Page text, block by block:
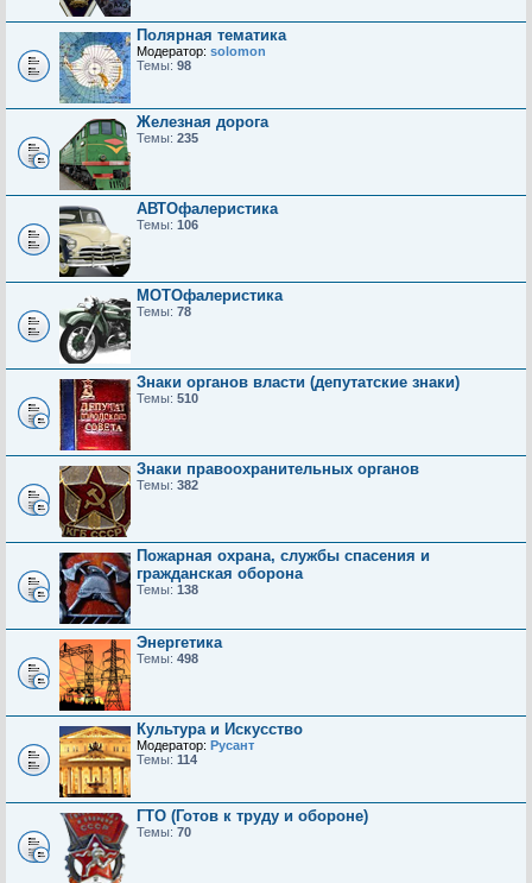
Полярная тематика
Модератор: solomon
Темы: 98
Железная дорога
Темы: 235
АВТОфалеристика
Темы: 106
МОТОфалеристика
Темы: 78
Знаки органов власти (депутатские знаки)
Темы: 510
Знаки правоохранительных органов
Темы: 382
Пожарная охрана, службы спасения и
гражданская оборона
Темы: 138
Энергетика
Темы: 498
Культура и Искусство
Модератор: Русант
Темы: 114
ГТО (Готов к труду и обороне)
Темы: 70